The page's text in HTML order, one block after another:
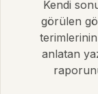
Kendi
görülen
anlatan